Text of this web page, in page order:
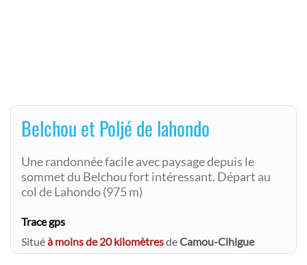
Belchou et Poljé de lahondo
Une randonnée facile avec paysage depuis le
sommet du Belchou fort intéressant. Départ au
col de Lahondo (975 m)
Trace gps
Situéà moins de 20 kilomètresdeCamou-Cihigue